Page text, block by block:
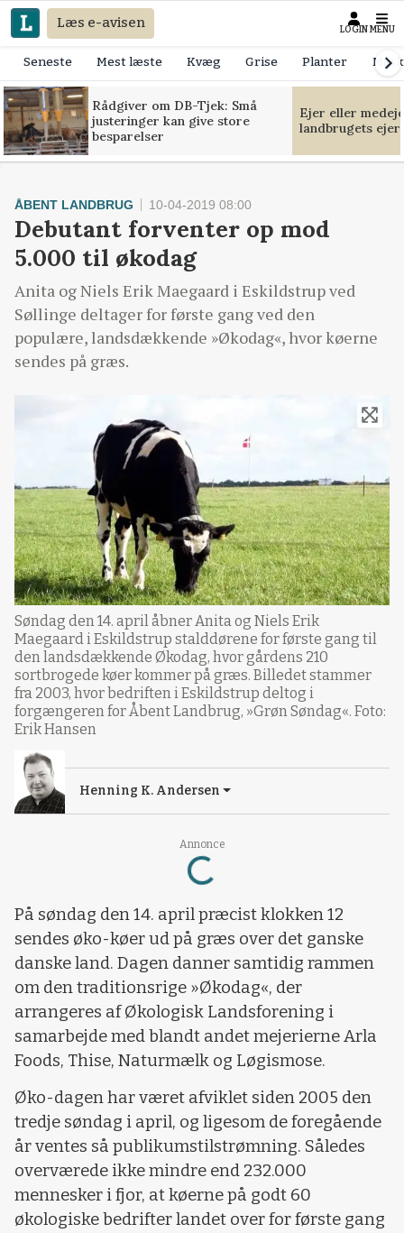
Læs e-avisen LOGIN MENU
Seneste Mest læste Kvæg Grise Planter
Rådgiver om DB-Tjek: Små
justeringer kan give store
besparelser
Ejer eller
landbrugets
Annonce
Loading...
ÅBENT LANDBRUG 10-04-2019 08:00
Debutant forventer op mod
5.000 til økodag
Anita og Niels Erik Maegaard i Eskildstrup ved
Søllinge deltager for første gang ved den
populære, landsdækkende »Økodag«, hvor køerne
sendes på græs.
Søndag den 14. april åbner Anita og Niels Erik
Maegaard i Eskildstrup stalddørene for første gang til
den landsdækkende Økodag, hvor gårdens 210
sortbrogede køer kommer på græs. Billedet stammer
fra 2003, hvor bedriften i Eskildstrup deltog i
forgængeren for Åbent Landbrug, »Grøn Søndag«. Foto:
Erik Hansen
Henning K. Andersen
På søndag den 14. april præcist klokken 12
sendes øko-køer ud på græs over det ganske
danske land. Dagen danner samtidig rammen
om den traditionsrige »Økodag«, der
arrangeres af Økologisk Landsforening i
samarbejde med blandt andet mejerierne Arla
Foods, Thise, Naturmælk og Løgismose.
Øko-dagen har været afviklet siden 2005 den
tredje søndag i april, og ligesom de foregående
år ventes så publikumstilstrømning. Således
overværede ikke mindre end 232.000
mennesker i fjor, at køerne på godt 60
økologiske bedrifter landet over for første gang